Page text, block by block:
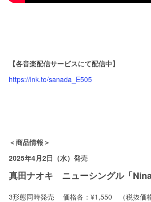
【各音楽配信サービスにて配信中】
https://lnk.to/sanada_E505
＜商品情報＞
2025年4月2日（水）発売
真田ナオキ ニューシングル「Nina
3形態同時発売 価格各：¥1,550 （税抜価格